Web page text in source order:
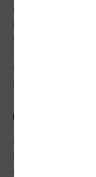
Istoric comenzi
Mostre si Conditii
Cum comanzi
Termen de livrare
Costuri de livrare
Politica de returnare
UTILE
Despre Noi
Echipa Update
CSR si Implicare